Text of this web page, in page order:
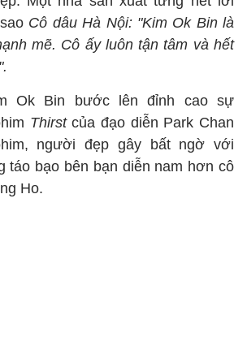
Cô dâu Hà Nội: "Kim Ok Bin là
mẽ. Cô ấy luôn tận tâm và hết
Ok Bin bước lên đỉnh cao sự
Thirstcủa đạo diễn Park Chan
người đẹp gây bất ngờ với
táo bạo bên bạn diễn nam hơn cô
Ho.